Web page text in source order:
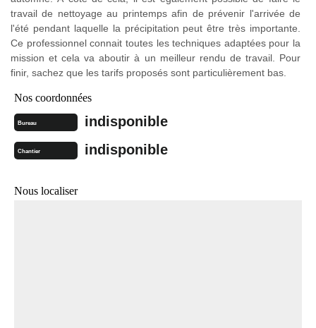
travail de nettoyage au printemps afin de prévenir l'arrivée de
l'été pendant laquelle la précipitation peut être très importante.
Ce professionnel connait toutes les techniques adaptées pour la
mission et cela va aboutir à un meilleur rendu de travail. Pour
finir, sachez que les tarifs proposés sont particulièrement bas.
Nos coordonnées
Bureau indisponible
Chantier indisponible
Nous localiser